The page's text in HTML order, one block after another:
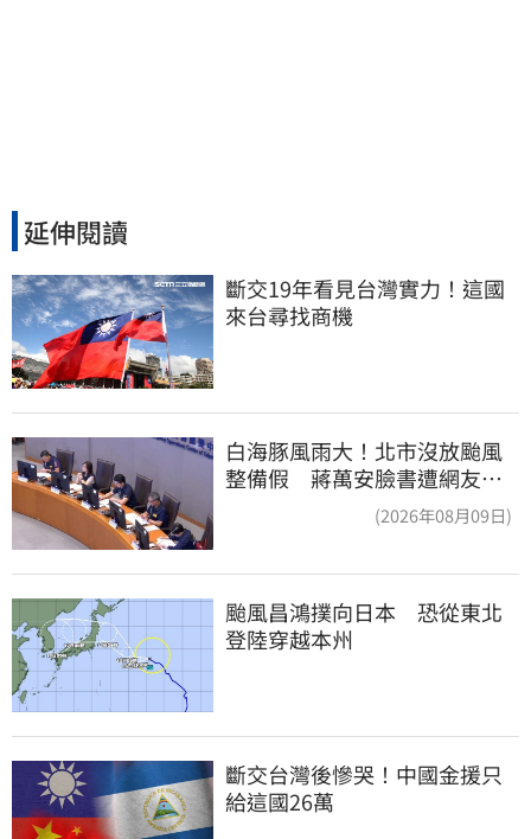
延伸閱讀
斷交19年看見台灣實力！這國
來台尋找商機
白海豚風雨大！北市沒放颱風
整備假 蔣萬安臉書遭網友灌
(2026年08月09日)
颱風昌鴻撲向日本　恐從東北
登陸穿越本州
斷交台灣後慘哭！中國金援只
給這國26萬